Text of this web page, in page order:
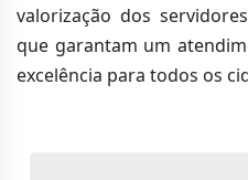
valorização dos
que garantam um
excelência para todos os